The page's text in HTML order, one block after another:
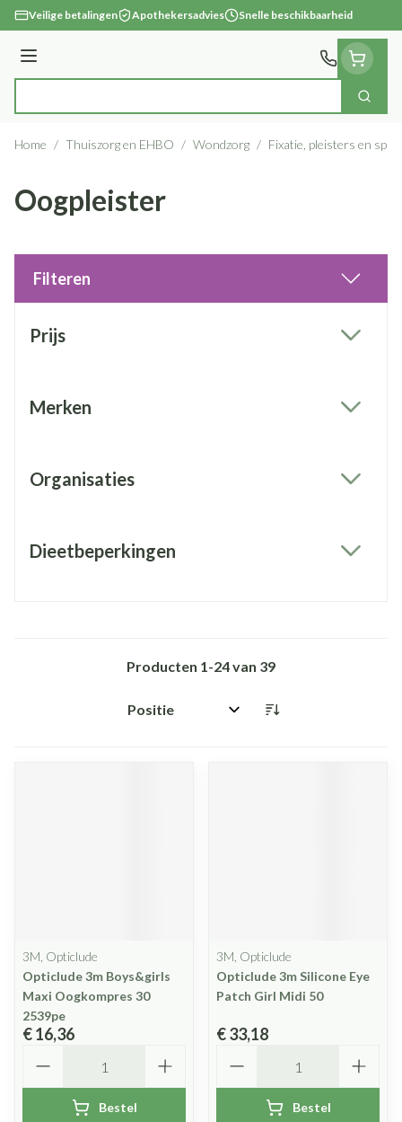
Ga naar de inhoud
Veilige betalingen Apothekersadvies Snelle beschikbaarheid
Menu
Zoek
Home / Thuiszorg en EHBO / Wondzorg / Fixatie, pleisters en
Oogpleister
Filteren
Prijs
Merken
Organisaties
Dieetbeperkingen
Producten 1-24van 39
Sorteer op:
3M, Opticlude
Opticlude 3m Boys&girls
Maxi Oogkompres 30
2539pe
€ 16,36
Bestel
3M, Opticlude
Opticlude 3m Silicone Eye
Patch Girl Midi 50
€ 33,18
Bestel